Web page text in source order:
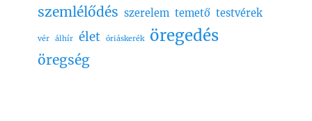
szemlélődés szerelem temető testvérek
vér álhír élet óriáskerék öregedés
öregség